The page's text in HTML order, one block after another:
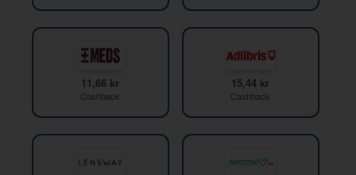
11,66 kr
Cashback
15,44 kr
Cashback